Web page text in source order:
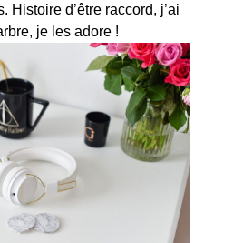
Histoire d’être raccord, j’ai
je les adore !